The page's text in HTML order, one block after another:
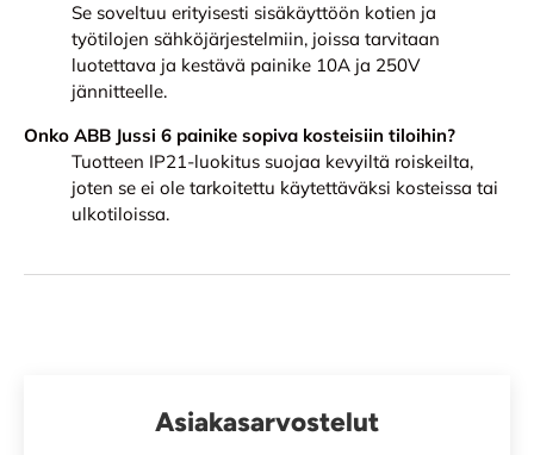
Se soveltuu erityisesti sisäkäyttöön kotien ja
työtilojen sähköjärjestelmiin, joissa tarvitaan
luotettava ja kestävä painike 10A ja 250V
jännitteelle.
Onko ABB Jussi 6 painike sopiva kosteisiin tiloihin?
Tuotteen IP21-luokitus suojaa kevyiltä roiskeilta,
joten se ei ole tarkoitettu käytettäväksi kosteissa tai
ulkotiloissa.
Asiakasarvostelut